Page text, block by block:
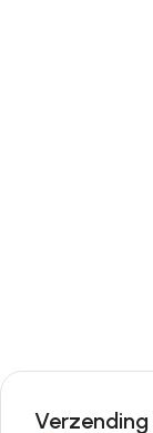
Verzending